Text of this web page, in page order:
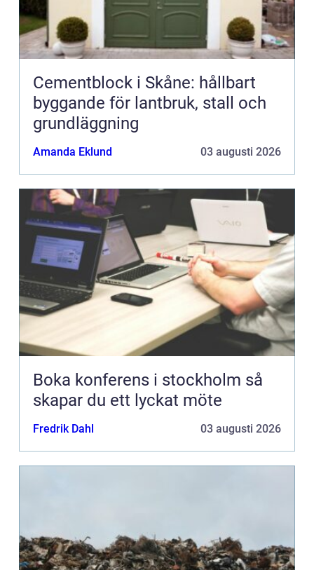
Cementblock i Skåne: hållbart
byggande för lantbruk, stall och
grundläggning
Amanda Eklund 03 augusti 2026
Boka konferens i stockholm så
skapar du ett lyckat möte
Fredrik Dahl 03 augusti 2026